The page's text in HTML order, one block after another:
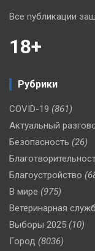
Все публикации
18+
Рубрики
COVID-19 (861)
Актуальный
Безопасность (26)
Благоустройство
В мире (975)
Ветеринарная
Выборы 2025 (10)
Город (8036)